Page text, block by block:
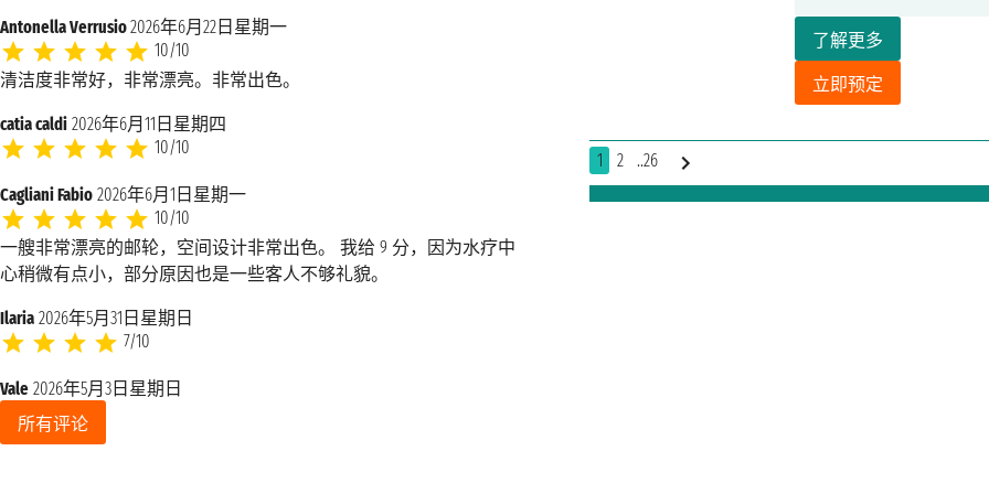
了解更多
立即预定
1 2 ..26
Antonella Verrusio2026年6月22日星期一
10/10
清洁度非常好，非常漂亮。非常出色。
catia caldi 2026年6月11日星期四
10/10
Cagliani Fabio 2026年6月1日星期一
10/10
一艘非常漂亮的邮轮，空间设计非常出色。 我给 9 分，因为水疗中
心稍微有点小，部分原因也是一些客人不够礼貌。
Ilaria 2026年5月31日星期日
7/10
Vale 2026年5月3日星期日
所有评论